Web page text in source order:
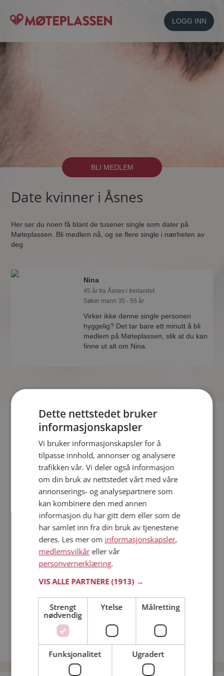
LOGG INN
BLI MEDLEM
Date kvinner i Åsnes
Her ser du noen få blant de tusener single som dater på
Møteplassen. Bli medlem nå, og se flere single i nærheten av
deg.
Nina
45 år fra Åsnes i Innlandet
Søker mann 35 - 55 år
Virker ikke denne single personen
hyggelig? Det tar bare ett minutt å bli
medlem på Møteplassen, slik at du kan
finne ut alt om Nina.
Hvis du søker dating i Åsnes har du kommet til riktig sted. På
Møteplassen kan du bli medlem og søke blant tusenvis av
datinginteresserte single i Åsnes
Läs mer
Trinn 1 - Bli medlem og lag en presentasjon
Trinn 2 - Slik fungerer våre søkefunksjoner
Trinn 3 - Tips til hvordan du tar kontakt
Sikker dating
Dating på mobilen
Dating på Møteplassen
Menn fra Åsnes
Date kvinner i Norge
Date menn i Norge
Dette nettstedet bruker
informasjonskapsler
Vi bruker informasjonskapsler for å
tilpasse innhold, annonser og analysere
trafikken vår. Vi deler også informasjon
om din bruk av nettstedet vårt med våre
annonserings- og analysepartnere som
kan kombinere den med annen
informasjon du har gitt dem eller som de
har samlet inn fra din bruk av tjenestene
deres. Les mer om informasjonskapsler,
medlemsvilkåreller vår
personvernerklæring.
VIS ALLE PARTNERE(1913) →
Strengt
nødvendig
Ytelse Målretting
Funksjonalitet Ugradert